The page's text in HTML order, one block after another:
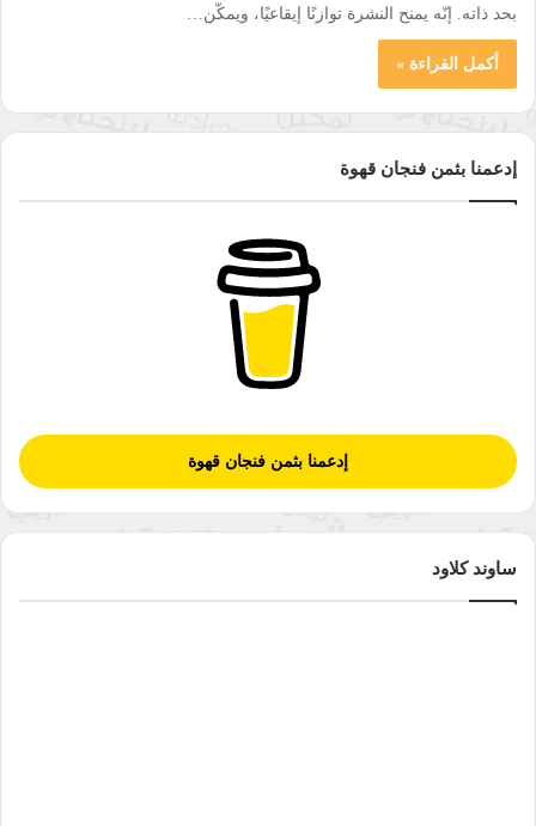
بحد ذاته. إنّه يمنح النشرة توازنًا إيقاعيًا، ويمكّن…
أكمل القراءة »
إدعمنا بثمن فنجان قهوة
إدعمنا بثمن فنجان قهوة
ساوند كلاود